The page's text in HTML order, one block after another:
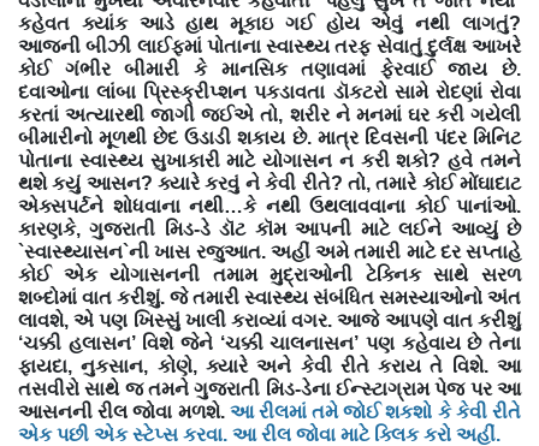
કહેવત ક્યાંક આડે હાથ મૂકાઇ ગઈ હોય એવું નથી લાગતું?
આજની બીઝી લાઈફમાં પોતાના સ્વાસ્થ્ય તરફ સેવાતું દુર્લક્ષ આખરે
કોઈ ગંભીર બીમારી કે માનસિક તણાવમાં ફેરવાઈ જાય છે.
દવાઓના લાંબા પ્રિસ્ક્રીપ્શન પકડાવતા ડૉકટરો સામે રોદણાં રોવા
કરતાં અત્યારથી જાગી જઈએ તો, શરીર ને મનમાં ઘર કરી ગયેલી
બીમારીનો મૂળથી છેદ ઉડાડી શકાય છે. માત્ર દિવસની પંદર મિનિટ
પોતાના સ્વાસ્થ્ય સુખાકારી માટે યોગાસન ન કરી શકો? હવે તમને
થશે કયું આસન? ક્યારે કરવું ને કેવી રીતે? તો, તમારે કોઈ મોંઘાદાટ
એક્સપર્ટને શોધવાના નથી…કે નથી ઉથલાવવાના કોઈ પાનાંઓ.
કારણકે, ગુજરાતી મિડ-ડે ડૉટ કૉમ આપની માટે લઈને આવ્યું છે
`સ્વાસ્થ્યાસન`ની ખાસ રજુઆત. અહીં અમે તમારી માટે દર સપ્તાહે
કોઈ એક યોગાસનની તમામ મુદ્રાઓની ટેક્નિક સાથે સરળ
શબ્દોમાં વાત કરીશું. જે તમારી સ્વાસ્થ્ય સંબંધિત સમસ્યાઓનો અંત
લાવશે, એ પણ ખિસ્સું ખાલી કરાવ્યાં વગર. આજે આપણે વાત કરીશું
‘ચક્કી હલાસન’ વિશે જેને ‘ચક્કી ચાલનાસન’ પણ કહેવાય છે તેના
ફાયદા, નુકસાન, કોણે, ક્યારે અને કેવી રીતે કરાય તે વિશે. આ
તસવીરો સાથે જ તમને ગુજરાતી મિડ-ડેના ઈન્સ્ટાગ્રામ પેજ પર આ
આસનની રીલ જોવા મળશે. આ રીલમાં તમે જોઈ શકશો કે કેવી રીતે
એક પછી એક સ્ટેપ્સ કરવા. આ રીલ જોવા માટે ક્લિક કરો અહીં.